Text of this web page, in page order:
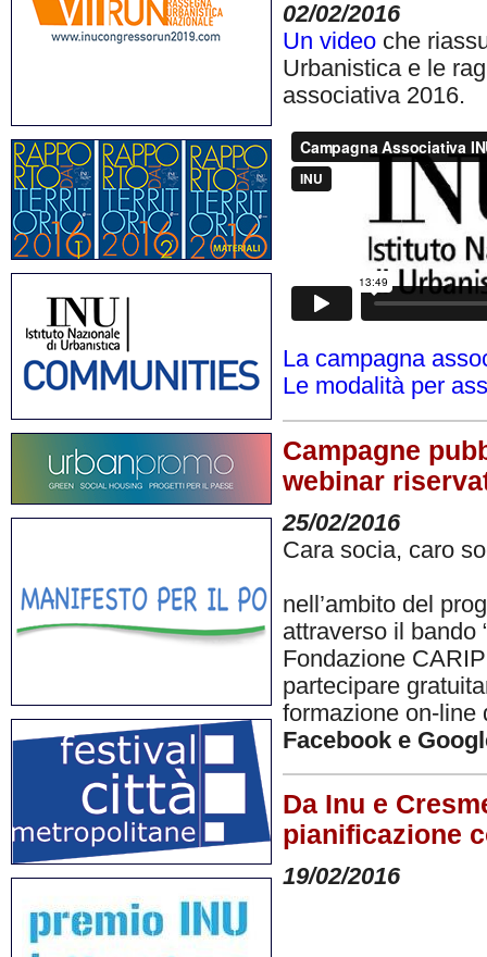
02/02/2016
Un video che
Urbanistica e le
associativa 2016.
La campagna
Le modalità per
Campagne
webinar
25/02/2016
Cara socia, caro
nell’ambito del
attraverso il
Fondazione
partecipare
formazione on-line
Facebook e
Da Inu e
pianificazione
19/02/2016